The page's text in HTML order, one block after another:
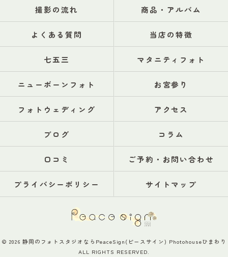
撮影の流れ 商品・アルバム
よくある質問 当店の特徴
七五三 マタニティフォト
ニューボーンフォト お宮参り
フォトウェディング アクセス
ブログ コラム
口コミ ご予約・お問い合わせ
プライバシーポリシー サイトマップ
© 2026 静岡のフォトスタジオならPeaceSign(ピースサイン) Photohouseひまわり
ALL RIGHTS RESERVED.